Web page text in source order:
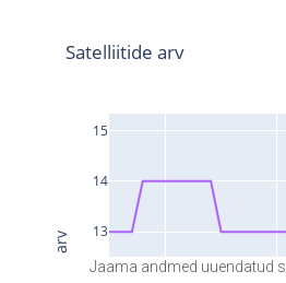
Jaama andmed uuendatud